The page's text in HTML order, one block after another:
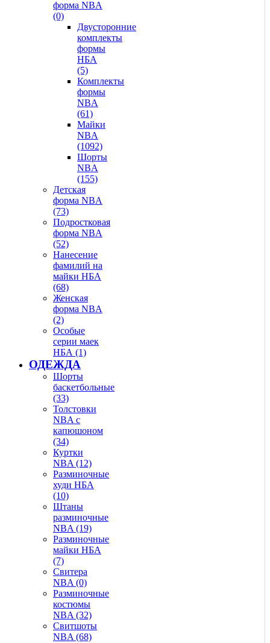
форма NBA
(0)
Двусторонние
комплекты
формы
НБА
(5)
Комплекты
формы
NBA
(61)
Майки
NBA
(1092)
Шорты
NBA
(155)
Детская
форма NBA
(73)
Подростковая
форма NBA
(52)
Нанесение
фамилий на
майки НБА
(68)
Женская
форма NBA
(2)
Особые
серии маек
НБА (1)
ОДЕЖДА
Шорты
баскетбольные
(33)
Толстовки
NBA с
капюшоном
(34)
Куртки
NBA (12)
Разминочные
худи НБА
(10)
Штаны
разминочные
NBA (19)
Разминочные
майки НБА
(7)
Свитера
NBA (0)
Разминочные
костюмы
NBA (32)
Свитшоты
NBA (68)